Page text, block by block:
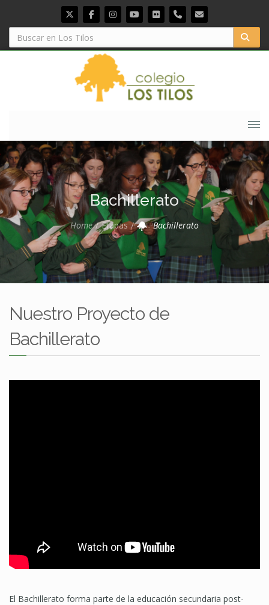
Bachillerato
Home Etapas Bachillerato
Nuestro Proyecto de
Bachillerato
El Bachillerato forma parte de la educación secundaria post-